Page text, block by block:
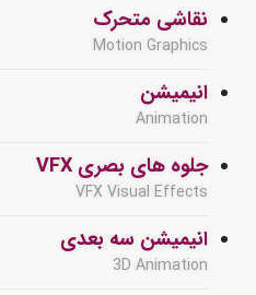
نقاشی متحرک
Motion Graphics
انیمیشن
Animation
جلوه های بصری VFX
VFX Visual Effects
انیمیشن سه بعدی
3D Animation